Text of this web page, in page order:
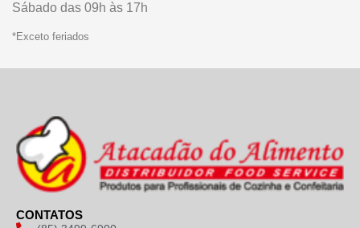
Sábado das 09h às 17h
*Exceto feriados
CONTATOS